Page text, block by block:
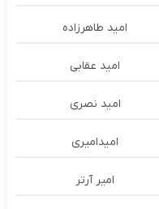
امید طاهرزاده
امید عقابی
امید نصری
امیدامیری
امیر آرتر